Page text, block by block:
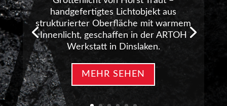
handgefertigtes Lichtobjekt aus
strukturierter Oberfläche mit warmem
Innenlicht, geschaffen in der ARTOH
Werkstatt in Dinslaken.
MEHR SEHEN